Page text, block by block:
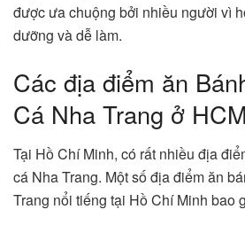
được ưa chuộng bởi nhiều người vì
dưỡng và dễ làm.
Các địa điểm ăn
Cá Nha Trang ở HCM
Tại Hồ Chí Minh, có rất nhiều địa
cá Nha Trang. Một số địa điểm ăn
Trang nổi tiếng tại Hồ Chí Minh bao